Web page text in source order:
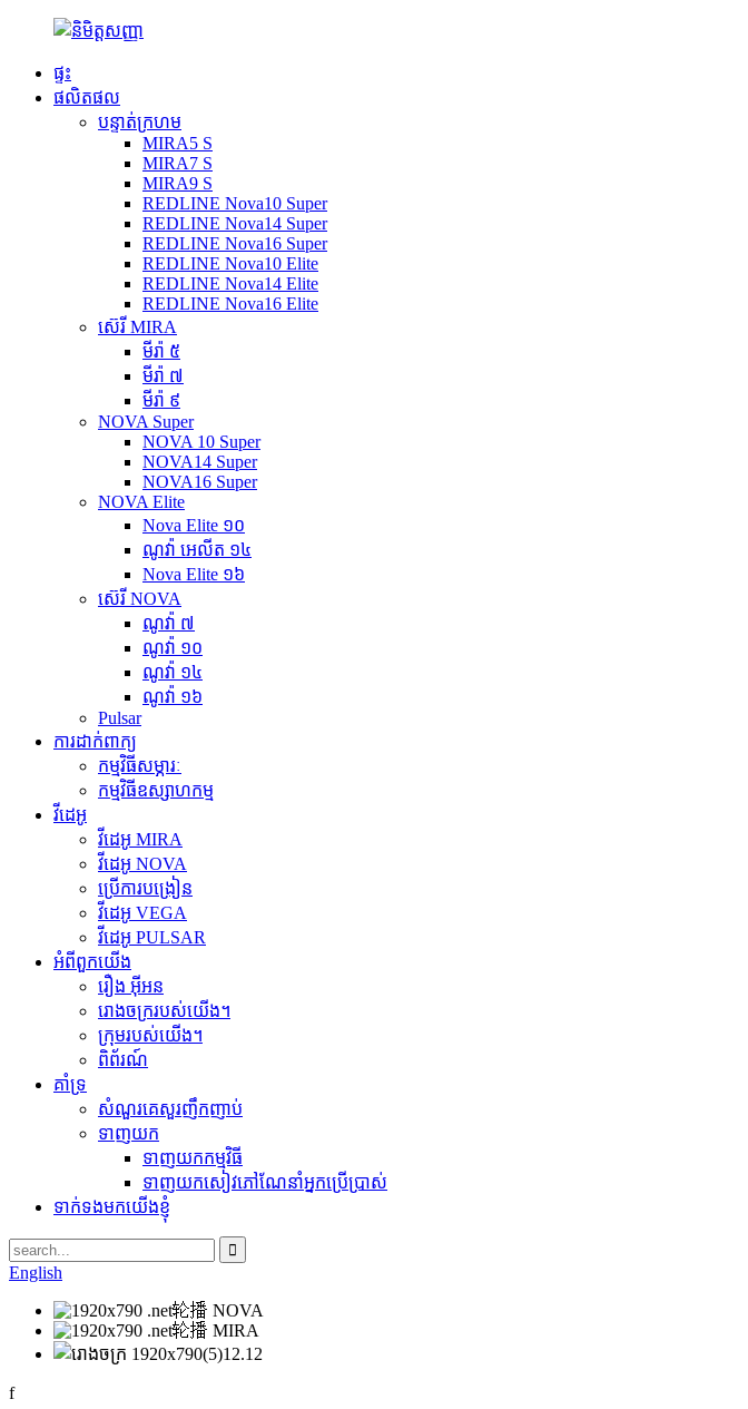
ផ្ទះ
ផលិតផល
បន្ទាត់ក្រហម
MIRA5 S
MIRA7 S
MIRA9 S
REDLINE Nova10 Super
REDLINE Nova14 Super
REDLINE Nova16 Super
REDLINE Nova10 Elite
REDLINE Nova14 Elite
REDLINE Nova16 Elite
ស៊េរី MIRA
មីរ៉ា ៥
មីរ៉ា ៧
មីរ៉ា ៩
NOVA Super
NOVA 10 Super
NOVA14 Super
NOVA16 Super
NOVA Elite
Nova Elite ១០
ណូវ៉ា អេលីត ១៤
Nova Elite ១៦
ស៊េរី NOVA
ណូវ៉ា ៧
ណូវ៉ា ១០
ណូវ៉ា ១៤
ណូវ៉ា ១៦
Pulsar
ការដាក់ពាក្យ
កម្មវិធីសម្ភារៈ
កម្មវិធីឧស្សាហកម្ម
វីដេអូ
វីដេអូ MIRA
វីដេអូ NOVA
ប្រើការបង្រៀន
វីដេអូ VEGA
វីដេអូ PULSAR
អំពីពួកយើង
រឿង អ៊ីអន
រោងចក្ររបស់យើង។
ក្រុមរបស់យើង។
ពិព័រណ៍
គាំទ្រ
សំណួរគេសួរញឹកញាប់
ទាញយក
ទាញយកកម្មវិធី
ទាញយកសៀវភៅណែនាំអ្នកប្រើប្រាស់
ទាក់ទងមកយើងខ្ញុំ
English
f